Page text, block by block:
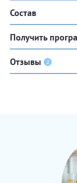
Состав
Получить
Отзывы 2